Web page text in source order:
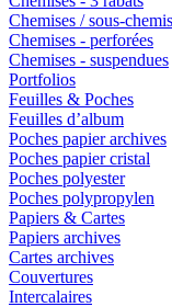
Chemises / sous-
Chemises - perforées
Chemises - suspendues
Portfolios
Feuilles & Poches
Feuilles d’album
Poches papier archives
Poches papier cristal
Poches polyester
Poches polypropylen
Papiers & Cartes
Papiers archives
Cartes archives
Couvertures
Intercalaires